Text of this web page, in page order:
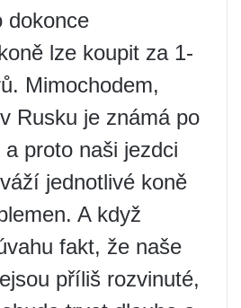
dokonce
lze koupit za 1-
Mimochodem,
Rusku je známá po
proto naši jezdci
jednotlivé koně
A když
fakt, že naše
příliš rozvinuté,